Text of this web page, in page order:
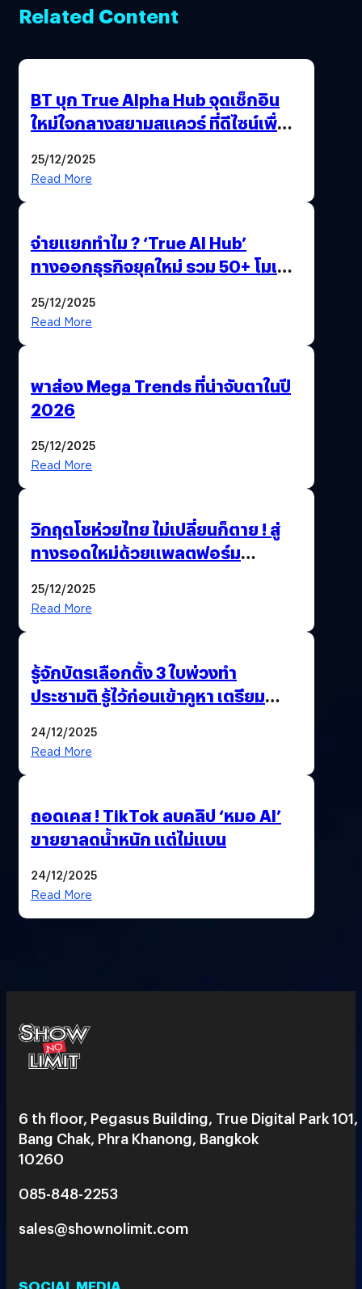
Related Content
BT บุก True Alpha Hub จุดเช็กอิน
ใหม่ใจกลางสยามสแควร์ ที่ดีไซน์เพื่อ
25/12/2025
Read More
จ่ายแยกทำไม ? ‘True AI Hub’
ทางออกธุรกิจยุคใหม่ รวม 50+ โมเดล
25/12/2025
Read More
พาส่อง Mega Trends ที่น่าจับตาในปี
2026
25/12/2025
Read More
วิกฤตโชห่วยไทย ไม่เปลี่ยนก็ตาย ! สู่
ทางรอดใหม่ด้วยแพลตฟอร์ม
25/12/2025
Read More
รู้จักบัตรเลือกตั้ง 3 ใบพ่วงทำ
ประชามติ รู้ไว้ก่อนเข้าคูหา เตรียม
24/12/2025
Read More
ถอดเคส ! TikTok ลบคลิป ‘หมอ AI’
ขายยาลดน้ำหนัก แต่ไม่แบน
24/12/2025
Read More
6 th floor, Pegasus Building, True Digital Park 101,
Bang Chak, Phra Khanong, Bangkok
10260
085-848-2253
sales@shownolimit.com